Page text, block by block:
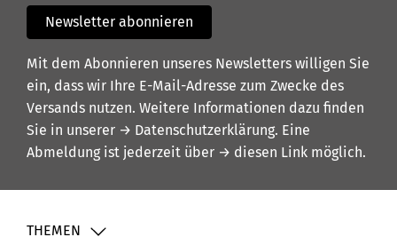
Newsletter abonnieren
Mit dem Abonnieren unseres Newsletters willigen Sie
ein, dass wir Ihre E-Mail-Adresse zum Zwecke des
Versands nutzen. Weitere Informationen dazu finden
Sie in unserer → Datenschutzerklärung. Eine
Abmeldung ist jederzeit über → diesen Link möglich.
THEMEN